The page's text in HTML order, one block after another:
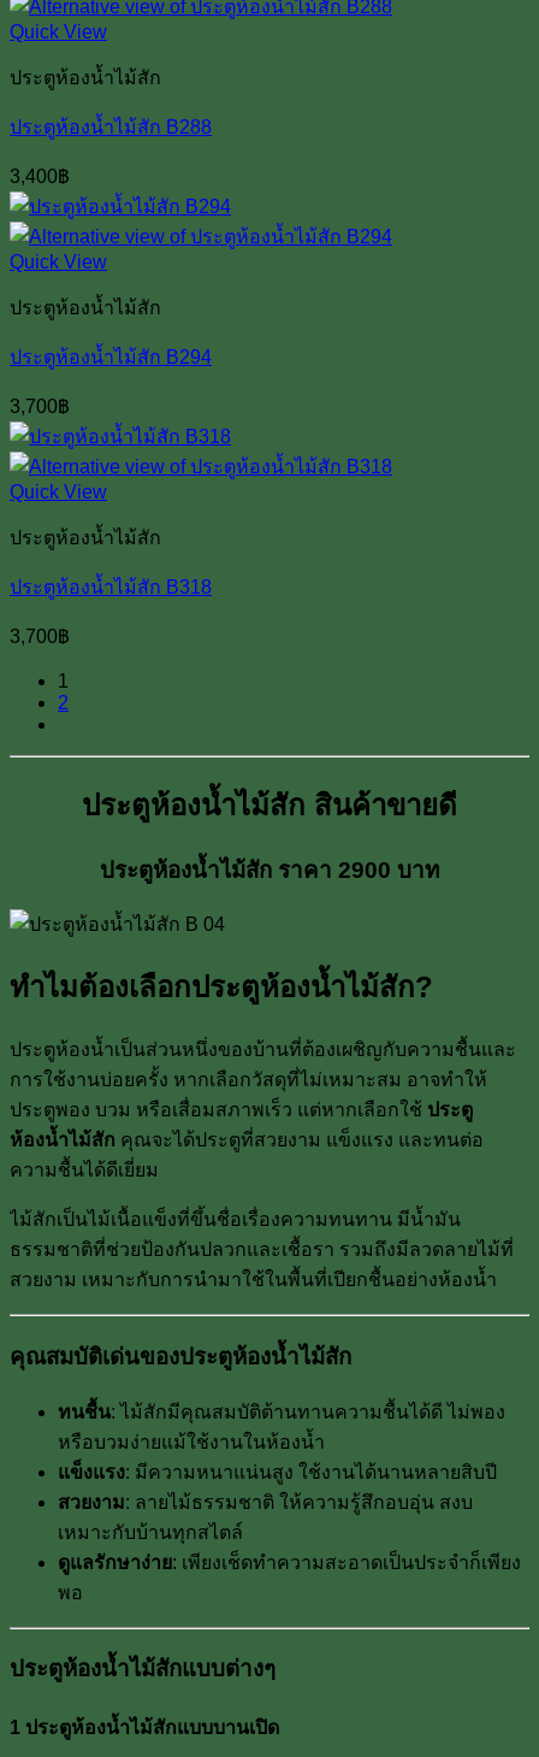
Quick View
ประตูห้องน้ำไม้สัก
ประตูห้องน้ำไม้สัก B288
3,400฿
Quick View
ประตูห้องน้ำไม้สัก
ประตูห้องน้ำไม้สัก B294
3,700฿
Quick View
ประตูห้องน้ำไม้สัก
ประตูห้องน้ำไม้สัก B318
3,700฿
1
2
ประตูห้องน้ำไม้สัก สินค้าขายดี
ประตูห้องน้ำไม้สัก ราคา 2900 บาท
ทำไมต้องเลือกประตูห้องน้ำไม้สัก?
ประตูห้องน้ำเป็นส่วนหนึ่งของบ้านที่ต้องเผชิญกับความชื้นและ
การใช้งานบ่อยครั้ง หากเลือกวัสดุที่ไม่เหมาะสม อาจทำให้
ประตูพอง บวม หรือเสื่อมสภาพเร็ว แต่หากเลือกใช้ ประตู
ห้องน้ำไม้สัก คุณจะได้ประตูที่สวยงาม แข็งแรง และทนต่อ
ความชื้นได้ดีเยี่ยม
ไม้สักเป็นไม้เนื้อแข็งที่ขึ้นชื่อเรื่องความทนทาน มีน้ำมัน
ธรรมชาติที่ช่วยป้องกันปลวกและเชื้อรา รวมถึงมีลวดลายไม้ที่
สวยงาม เหมาะกับการนำมาใช้ในพื้นที่เปียกชื้นอย่างห้องน้ำ
คุณสมบัติเด่นของประตูห้องน้ำไม้สัก
ทนชื้น: ไม้สักมีคุณสมบัติต้านทานความชื้นได้ดี ไม่พอง
หรือบวมง่ายแม้ใช้งานในห้องน้ำ
แข็งแรง: มีความหนาแน่นสูง ใช้งานได้นานหลายสิบปี
สวยงาม: ลายไม้ธรรมชาติ ให้ความรู้สึกอบอุ่น สงบ
เหมาะกับบ้านทุกสไตล์
ดูแลรักษาง่าย: เพียงเช็ดทำความสะอาดเป็นประจำก็เพียง
พอ
ประตูห้องน้ำไม้สักแบบต่างๆ
1 ประตูห้องน้ำไม้สักแบบบานเปิด